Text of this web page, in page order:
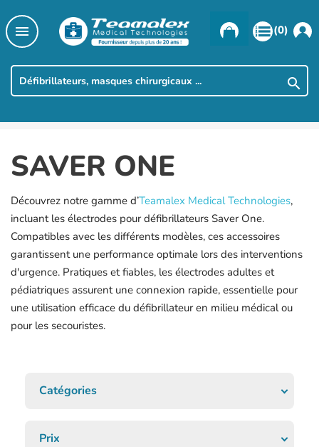
 (0)

SAVER ONE
Découvrez notre gamme d’Teamalex Medical Technologies,
incluant les électrodes pour défibrillateurs Saver One.
Compatibles avec les différents modèles, ces accessoires
garantissent une performance optimale lors des interventions
d'urgence. Pratiques et fiables, les électrodes adultes et
pédiatriques assurent une connexion rapide, essentielle pour
une utilisation efficace du défibrillateur en milieu médical ou
pour les secouristes.
Catégories
Prix